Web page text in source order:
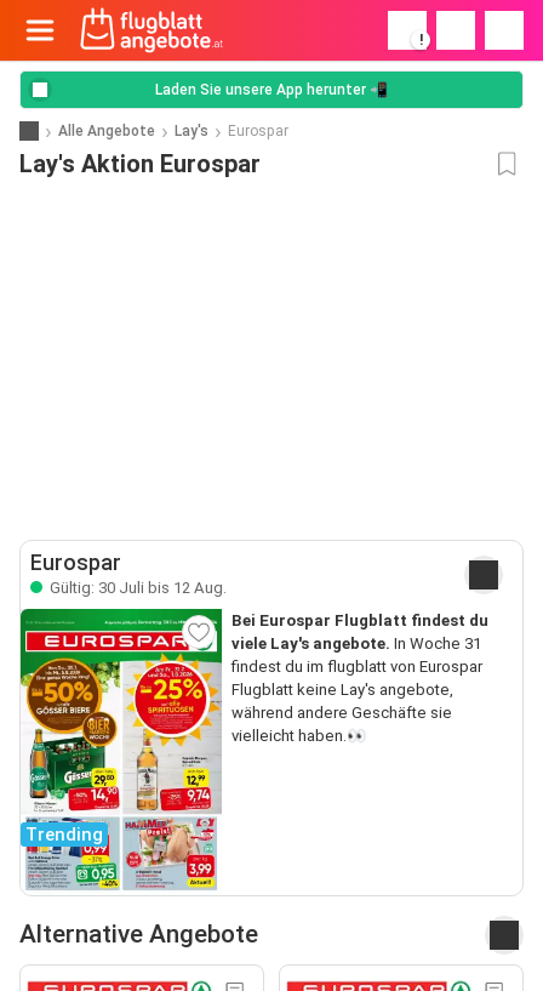
!
Laden Sie unsere App herunter 📲
Alle Angebote Lay's Eurospar
Lay's Aktion Eurospar
Eurospar
Gültig: 30 Juli bis 12 Aug.
Trending
Bei Eurospar Flugblatt findest du
viele Lay's angebote. In Woche 31
findest du im flugblatt von Eurospar
Flugblatt keine Lay's angebote,
während andere Geschäfte sie
vielleicht haben.👀
Alternative Angebote